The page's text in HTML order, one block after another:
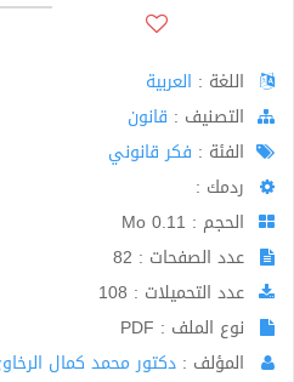
اللغة : العربية
اﻟﺘﺼﻨﻴﻒ : قانون
الفئة : فكر قانوني
ردمك :
الحجم : 0.11 Mo
عدد الصفحات : 82
عدد التحميلات : 108
نوع الملف : PDF
المؤلف : دكتور محمد كمال